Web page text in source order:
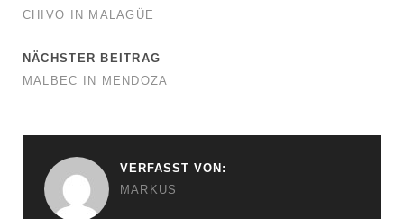
CHIVO IN MALAGÜE
NÄCHSTER BEITRAG
MALBEC IN MENDOZA
VERFASST VON:
MARKUS